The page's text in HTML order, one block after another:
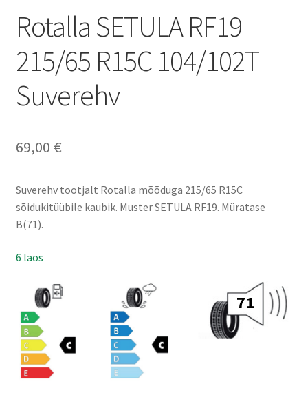
Rotalla SETULA RF19
215/65 R15C 104/102T
Suverehv
69,00 €
Suverehv tootjalt Rotalla mõõduga 215/65 R15C
sõidukitüübile kaubik. Muster SETULA RF19. Müratase
B(71).
6 laos
71